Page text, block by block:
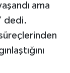
ama
dedi.